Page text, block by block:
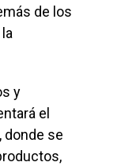
de los
y
el
donde se